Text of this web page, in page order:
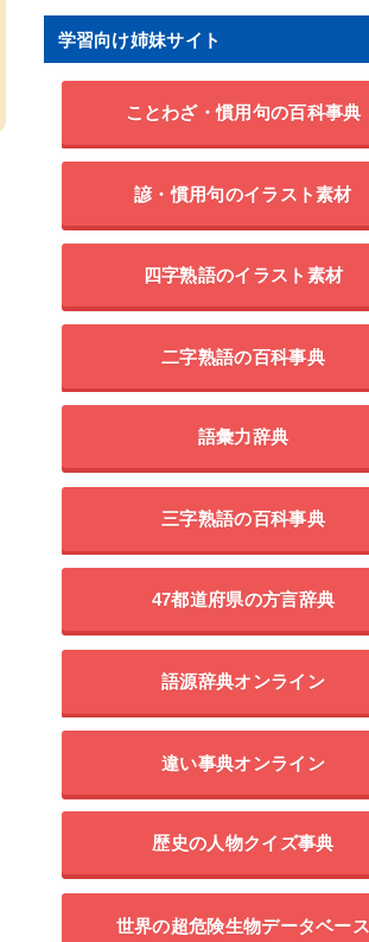
学習向け姉妹サイト
ことわざ・慣用句の百科事典
諺・慣用句のイラスト素材
四字熟語のイラスト素材
二字熟語の百科事典
語彙力辞典
三字熟語の百科事典
47都道府県の方言辞典
語源辞典オンライン
違い事典オンライン
歴史の人物クイズ事典
世界の超危険生物データベース